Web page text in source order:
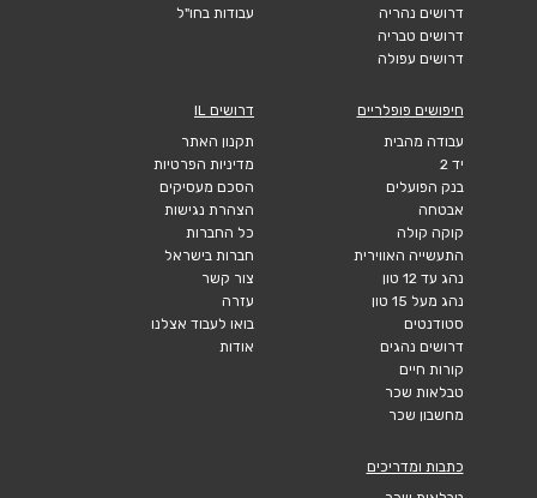
דרושים נהריה
דרושים טבריה
דרושים עפולה
עבודות בחו"ל
חיפושים פופלריים
עבודה מהבית
יד 2
בנק הפועלים
אבטחה
קוקה קולה
התעשייה האווירית
נהג עד 12 טון
נהג מעל 15 טון
סטודנטים
דרושים נהגים
קורות חיים
טבלאות שכר
מחשבון שכר
דרושים IL
תקנון האתר
מדיניות הפרטיות
הסכם מעסיקים
הצהרת נגישות
כל החברות
חברות בישראל
צור קשר
עזרה
בואו לעבוד אצלנו
אודות
כתבות ומדריכים